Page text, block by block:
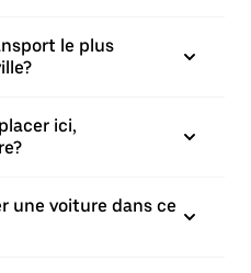
le plus
ici,
une voiture dans ce